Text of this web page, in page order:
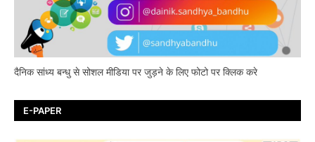
दैनिक सांध्य बन्धु से सोशल मीडिया पर जुड़ने के लिए फोटो पर क्लिक करे
E-PAPER